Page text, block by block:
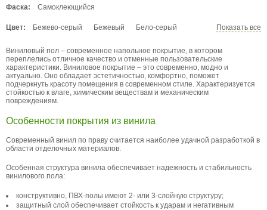
Фаска: Самоклеющийся
Цвет: Бежево-серый Бежевый
Бело-серый
Графит
Желто-зеленый Желтый
Зеленый
Золотистый
Коричневый
Кофейный
Красно-коричневый
Красный
Малиновый
Натуральный
Розовый
Рыжий
Светло-коричневый
Серебристый
Серо-коичневый
Синий
Темно-коричневый
Темно-серый
Черный
Показать все
Виниловый пол – современное напольное покрытие, в котором
переплелись отличное качество и отменные пользовательские
характеристики. Виниловое покрытие – это современно, модно и
актуально. Оно обладает эстетичностью, комфортно, поможет
подчеркнуть красоту помещения в современном стиле. Характеризуется
стойкостью к влаге, химическим веществам и механическим
повреждениям.
Особенности покрытия из винила
Современный винил по праву считается наиболее удачной разработкой в
области отделочных материалов.
Особенная структура винила обеспечивает надежность и стабильность
винилового пола:
конструктивно, ПВХ-полы имеют 2- или 3-слойную структуру;
защитный слой обеспечивает стойкость к ударам и негативным